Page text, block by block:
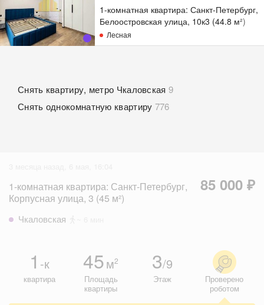
1-комнатная квартира: Санкт-Петербург,
Белоостровская улица, 10к3 (44.8 м²)
Лесная
Снять квартиру, метро Чкаловская 9
Снять однокомнатную квартиру 776
1-комнатная квартира: Санкт-Петербург,
Корпусная улица, 3 (45 м²)
85 000 ₽
Чкаловская
1 -к
квартира
45м2
Площадь
квартиры
3/9
Этаж
Проверено
роботом